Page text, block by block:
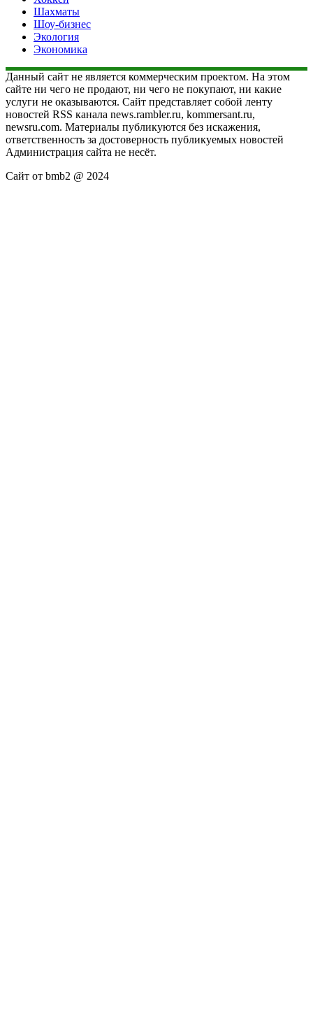
Шахматы
Шоу-бизнес
Экология
Экономика
Данный сайт не является коммерческим проектом. На этом
сайте ни чего не продают, ни чего не покупают, ни какие
услуги не оказываются. Сайт представляет собой ленту
новостей RSS канала news.rambler.ru, kommersant.ru,
newsru.com. Материалы публикуются без искажения,
ответственность за достоверность публикуемых новостей
Администрация сайта не несёт.
Сайт от bmb2 @ 2024